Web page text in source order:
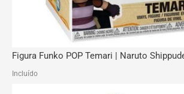
Figura Funko POP Temari | Naruto
Incluído